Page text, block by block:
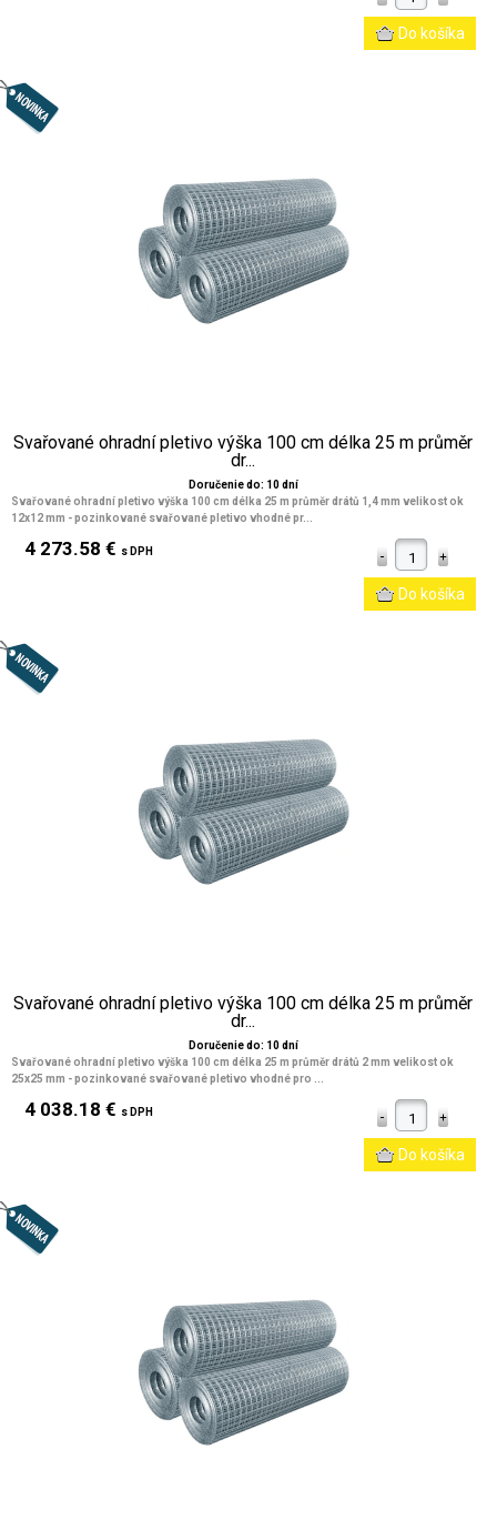
Svařované ohradní pletivo výška 100 cm délka 25 m průměr
dr...
Doručenie do: 10 dní
Svařované ohradní pletivo výška 100 cm délka 25 m průměr drátů 1,4 mm velikost ok
12x12 mm - pozinkované svařované pletivo vhodné pr...
4 273.58 € s DPH
Svařované ohradní pletivo výška 100 cm délka 25 m průměr
dr...
Doručenie do: 10 dní
Svařované ohradní pletivo výška 100 cm délka 25 m průměr drátů 2 mm velikost ok
25x25 mm - pozinkované svařované pletivo vhodné pro ...
4 038.18 € s DPH